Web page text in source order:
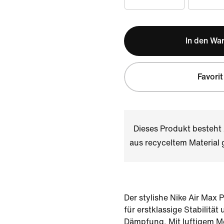
In den
Favorit
Dieses Produkt
aus recyceltem Material
Der stylishe Nike Air Max
für erstklassige Stabilität
Dämpfung. Mit luftigem